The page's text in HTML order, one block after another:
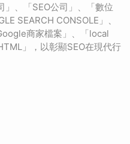
」、「SEO公司」、「數位
SEARCH CONSOLE」、
商家檔案」、「local
」，以彰顯SEO在現代行